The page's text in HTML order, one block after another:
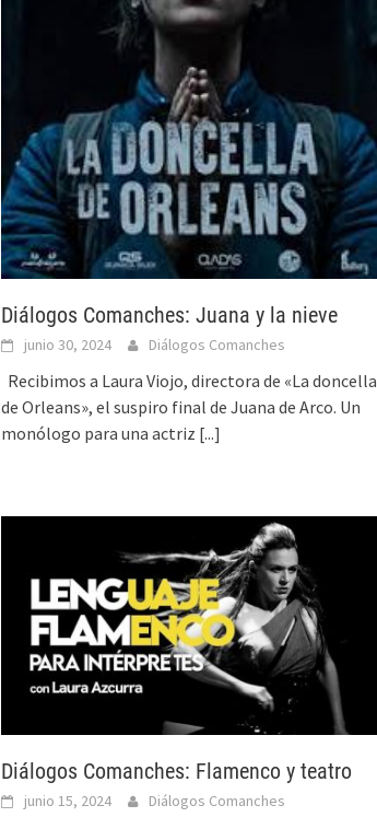
Diálogos Comanches: Juana y la nieve
junio 30, 2024 Diálogos Comanches
Recibimos a Laura Viojo, directora de «La doncella
de Orleans», el suspiro final de Juana de Arco. Un
monólogo para una actriz [...]
Diálogos Comanches: Flamenco y teatro
junio 15, 2024 Diálogos Comanches